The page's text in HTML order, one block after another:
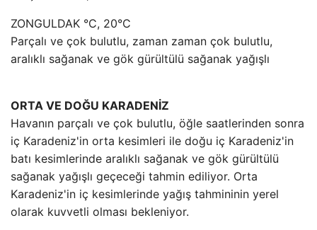
ZONGULDAK °C, 20°C
Parçalı ve çok bulutlu, zaman zaman çok bulutlu,
aralıklı sağanak ve gök gürültülü sağanak yağışlı
ORTA VE DOĞU KARADENİZ
Havanın parçalı ve çok bulutlu, öğle saatlerinden sonra
iç Karadeniz'in orta kesimleri ile doğu iç Karadeniz'in
batı kesimlerinde aralıklı sağanak ve gök gürültülü
sağanak yağışlı geçeceği tahmin ediliyor. Orta
Karadeniz'in iç kesimlerinde yağış tahmininin yerel
olarak kuvvetli olması bekleniyor.